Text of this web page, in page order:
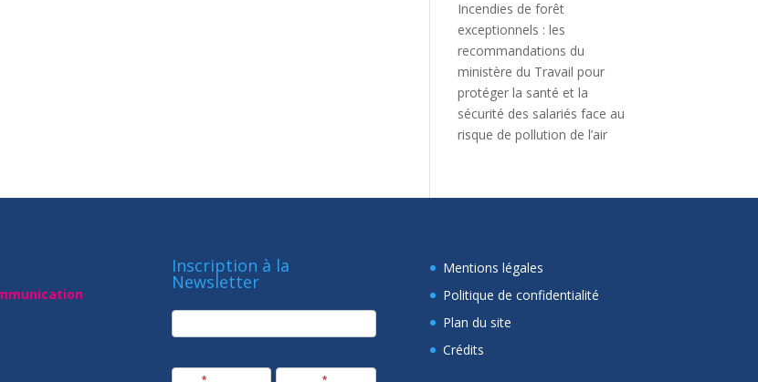
Incendies de forêt
exceptionnels : les
recommandations du
ministère du Travail pour
protéger la santé et la
sécurité des salariés face au
risque de pollution de l’air
Inscription à la
Newsletter
newsletter
Mentions légales
Politique de confidentialité
Plan du site
Crédits